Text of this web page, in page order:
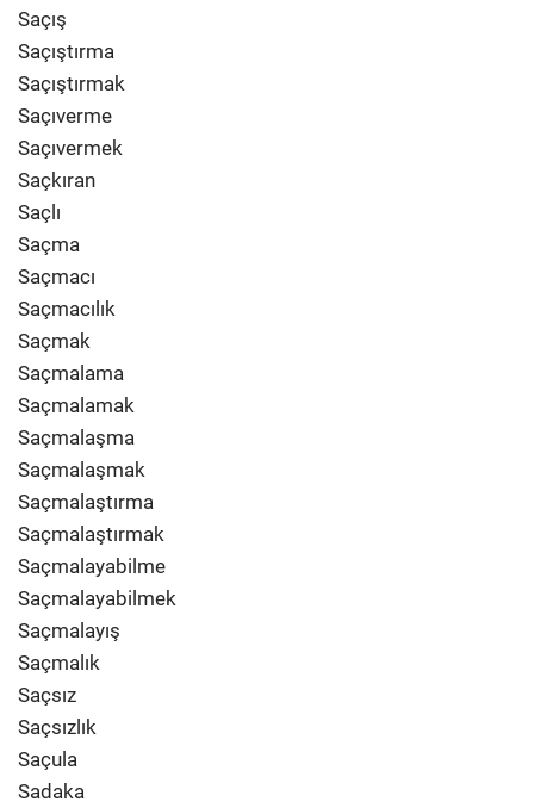
Saçış
Saçıştırma
Saçıştırmak
Saçıverme
Saçıvermek
Saçkıran
Saçlı
Saçma
Saçmacı
Saçmacılık
Saçmak
Saçmalama
Saçmalamak
Saçmalaşma
Saçmalaşmak
Saçmalaştırma
Saçmalaştırmak
Saçmalayabilme
Saçmalayabilmek
Saçmalayış
Saçmalık
Saçsız
Saçsızlık
Saçula
Sadaka